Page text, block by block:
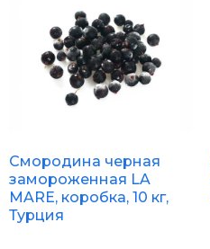
Смородина черная
замороженная LA
MARE, коробка, 10 кг,
Турция